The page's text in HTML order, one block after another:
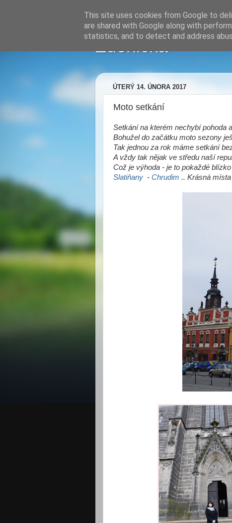
Zdenička
ÚTERÝ 14. ÚNORA 2017
Moto setkání
Setkání na kterém nechybí pohoda
Bohužel do začátku moto sezony
Tak jednou za rok máme setkání
A vždy tak nějak ve středu naší
Což je výhoda - je to pokaždé
Slatiňany - Chrudim .. Krásná
This site uses cookies from Google to
are shared with Google along with
statistics, and to detect and address